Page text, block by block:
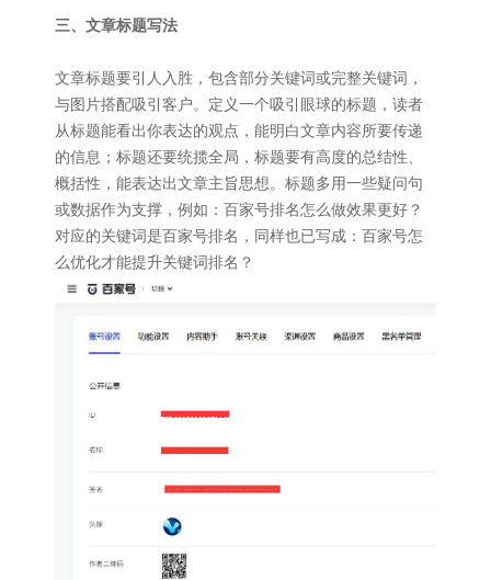
三、文章标题写法
文章标题要引人入胜，包含部分关键词或完整关键词，
与图片搭配吸引客户。定义一个吸引眼球的标题，读者
从标题能看出你表达的观点，能明白文章内容所要传递
的信息；标题还要统揽全局，标题要有高度的总结性、
概括性，能表达出文章主旨思想。标题多用一些疑问句
或数据作为支撑，例如：百家号排名怎么做效果更好？
对应的关键词是百家号排名，同样也已写成：百家号怎
么优化才能提升关键词排名？